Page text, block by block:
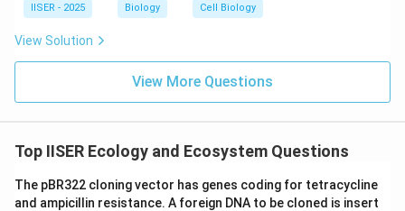
परभक्षी है जो P (शिकार) को खा जाता है, जिससे P की समष्टि समाप्त
हो जाती है।
अतः, दिए गए विकल्पों में से सबसे उपयुक्त उत्तर "Q परभक्षी है P का"
है।
Step 4: Final Answer:
P की समष्टि में गिरावट परभक्षण का परिणाम है।
IISER - 2025 Biology Cell Biology
View Solution
View More Questions
Top IISER Ecology and Ecosystem Questions
The pBR322 cloning vector has genes coding for tetracycline
and ampicillin resistance. A foreign DNA to be cloned is insert